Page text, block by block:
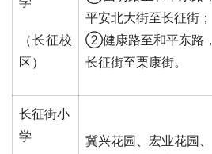
（长征校
区）
平安北大街至长征街；
②健康路至和平东路，
长征街至栗康街。
长征街小
学
冀兴花园、宏业花园、